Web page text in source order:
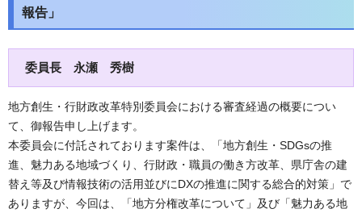
報告」
委員長 永瀬 秀樹
地方創生・行財政改革特別委員会における審査経過の概要につい
て、御報告申し上げます。
本委員会に付託されております案件は、「地方創生・SDGsの推
進、魅力ある地域づくり、行財政・職員の働き方改革、県庁舎の建
替え等及び情報技術の活用並びにDXの推進に関する総合的対策」で
ありますが、今回は、「地方分権改革について」及び「魅力ある地